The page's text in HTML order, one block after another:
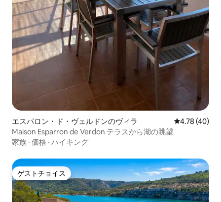
エスパロン・ド・ヴェルドンのヴィラ レビュー40
4.78 (40)
Maison Esparron de Verdon テラスから湖の眺望
家族 · 価格 · ハイキング
ゲストチョイス
ゲストチョイス